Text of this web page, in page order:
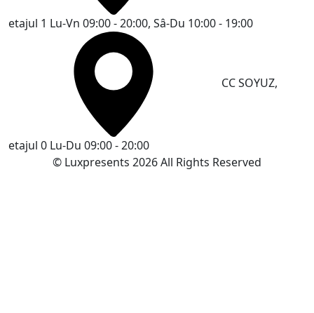
etajul 1 Lu-Vn 09:00 - 20:00, Sâ-Du 10:00 - 19:00
CC SOYUZ,
etajul 0 Lu-Du 09:00 - 20:00
© Luxpresents 2026 All Rights Reserved